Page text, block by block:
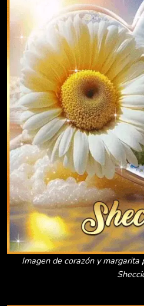
Imagen de corazón y margarita